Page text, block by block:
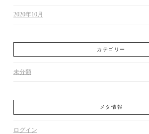
2020年10月
カテゴリー
未分類
メタ情報
ログイン